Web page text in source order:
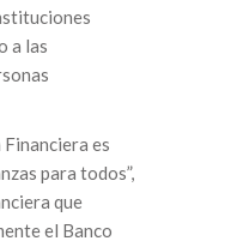
a las
Financiera es
para todos”,
que
el Banco